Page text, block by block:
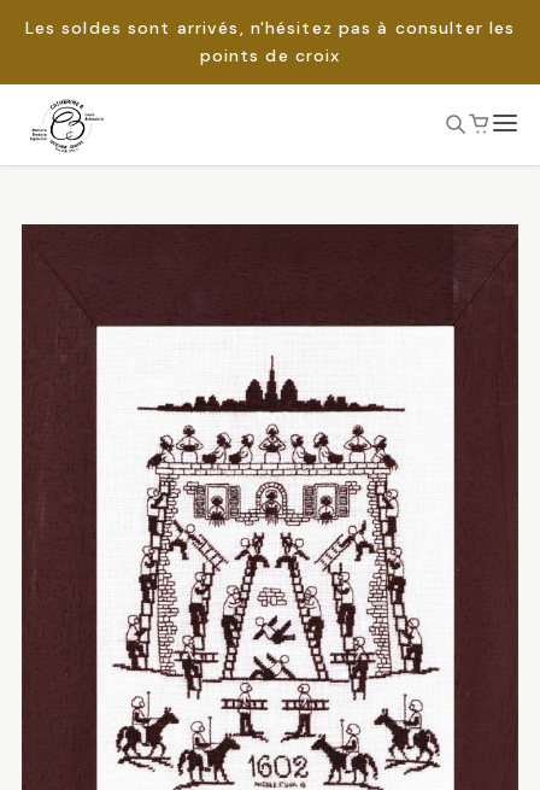
Les soldes sont arrivés, n'hésitez pas à consulter les
points de croix
Passer